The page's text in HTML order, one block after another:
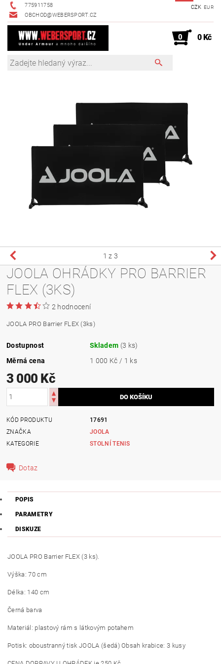
775911758
OBCHOD@WEBERSPORT.CZ
CZK EUR
0 0 Kč
1 z 3
JOOLA OHRÁDKY PRO BARRIER
FLEX (3KS)
2 hodnocení
JOOLA PRO Barrier FLEX (3ks)
Dostupnost Skladem (3 ks)
Měrná cena
1 000 Kč / 1 ks
3 000 Kč
KÓD PRODUKTU
17691
ZNAČKA
JOOLA
KATEGORIE
STOLNÍ TENIS
Dotaz
POPIS
PARAMETRY
DISKUZE
JOOLA PRO Barrier FLEX (3 ks).
Výška: 70 cm
Délka: 140 cm
Černá barva
Materiál: plastový rám s látkovým potahem
Potisk: oboustranný tisk JOOLA (šedá) Obsah krabice: 3 kusy